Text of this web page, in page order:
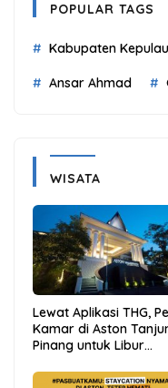
POPULAR TAGS
Kabupaten
Ansar Ahmad
WISATA
Lewat Aplikasi THG,
Kamar di Aston
Pinang untuk Libur
dan Hemat